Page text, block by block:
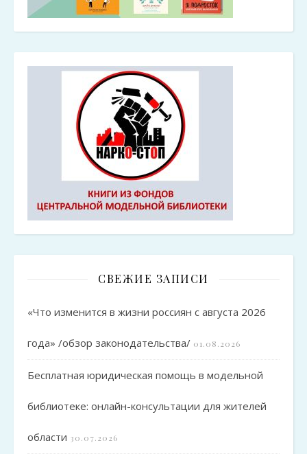
СВЕЖИЕ ЗАПИСИ
«Что изменится в жизни россиян с августа 2026
года» /обзор законодательства/ 01.08.2026
Бесплатная юридическая помощь в модельной
библиотеке: онлайн-консультации для жителей
области 30.07.2026